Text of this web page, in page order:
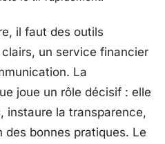
il faut des outils
un service financier
La
joue un rôle décisif : elle
instaure la transparence,
des bonnes pratiques. Le